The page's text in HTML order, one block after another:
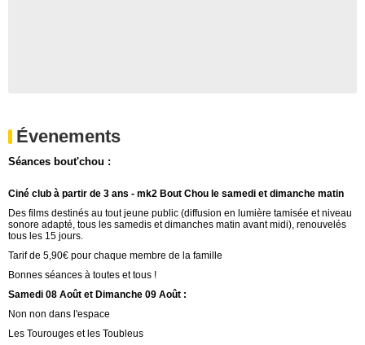
Évenements
Séances bout'chou :
Ciné club à partir de 3 ans - mk2 Bout Chou le samedi et dimanche matin
Des films destinés au tout jeune public (diffusion en lumière tamisée et niveau
sonore adapté, tous les samedis et dimanches matin avant midi), renouvelés
tous les 15 jours.
Tarif de 5,90€ pour chaque membre de la famille
Bonnes séances à toutes et tous !
Samedi 08 Août et Dimanche 09 Août :
Non non dans l'espace
Les Tourouges et les Toubleus